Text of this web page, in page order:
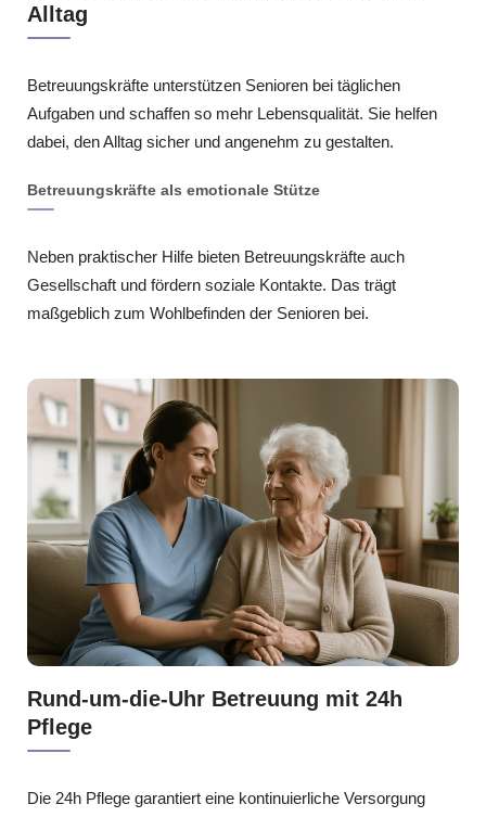
Alltag
Betreuungskräfte unterstützen Senioren bei täglichen
Aufgaben und schaffen so mehr Lebensqualität. Sie helfen
dabei, den Alltag sicher und angenehm zu gestalten.
Betreuungskräfte als emotionale Stütze
Neben praktischer Hilfe bieten Betreuungskräfte auch
Gesellschaft und fördern soziale Kontakte. Das trägt
maßgeblich zum Wohlbefinden der Senioren bei.
Rund-um-die-Uhr Betreuung mit 24h
Pflege
Die 24h Pflege garantiert eine kontinuierliche Versorgung